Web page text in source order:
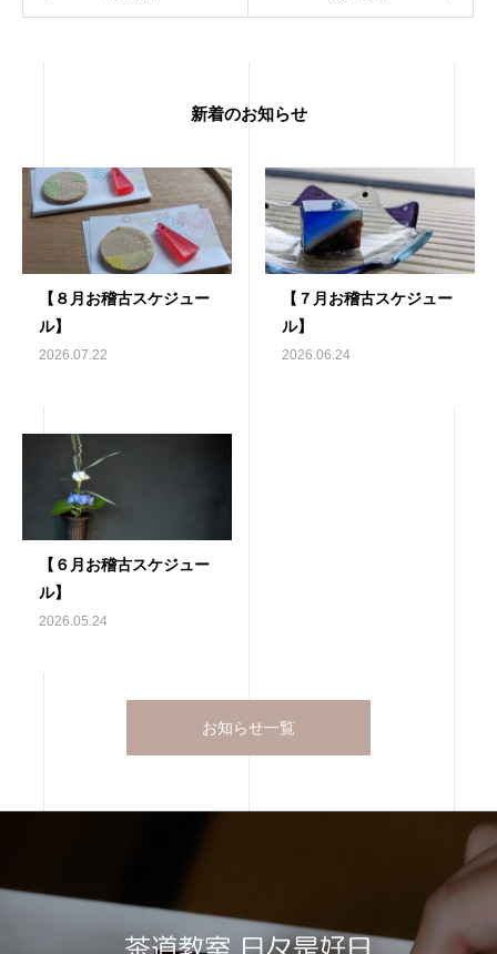
新着のお知らせ
【８月お稽古スケジュー
ル】
2026.07.22
【７月お稽古スケジュー
ル】
2026.06.24
【６月お稽古スケジュー
ル】
2026.05.24
お知らせ一覧